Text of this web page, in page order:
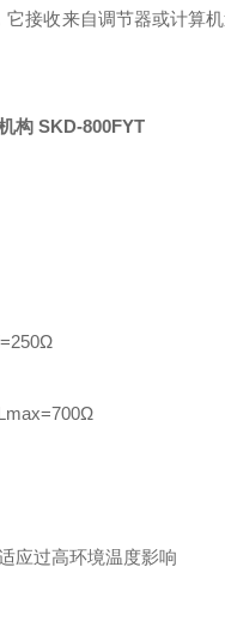
接收来自调节器或计算
构 SKD-800FYT
应过高环境温度影响